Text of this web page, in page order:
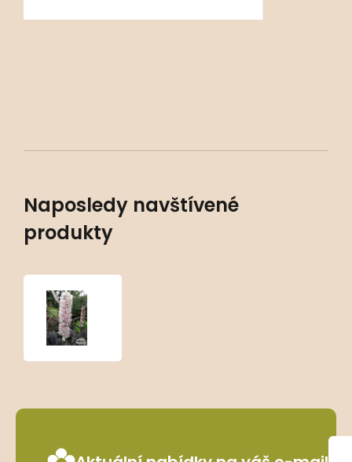
Naposledy navštívené
produkty